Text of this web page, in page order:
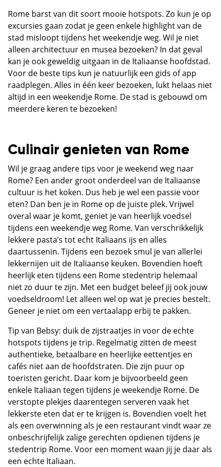
Rome barst van dit soort mooie hotspots. Zo kun je op
excursies gaan zodat je geen enkele highlight van de
stad misloopt tijdens het weekendje weg. Wil je niet
alleen architectuur en musea bezoeken? In dat geval
kan je ook geweldig uitgaan in de Italiaanse hoofdstad.
Voor de beste tips kun je natuurlijk een gids of app
raadplegen. Alles in één keer bezoeken, lukt helaas niet
altijd in een weekendje Rome. De stad is gebouwd om
meerdere keren te bezoeken!
Culinair genieten van Rome
Wil je graag andere tips voor je weekend weg naar
Rome? Een ander groot onderdeel van de Italiaanse
cultuur is het koken. Dus heb je wel een passie voor
eten? Dan ben je in Rome op de juiste plek. Vrijwel
overal waar je komt, geniet je van heerlijk voedsel
tijdens een weekendje weg Rome. Van verschrikkelijk
lekkere pasta’s tot echt Italiaans ijs en alles
daartussenin. Tijdens een bezoek smul je van allerlei
lekkernijen uit de Italiaanse keuken. Bovendien hoeft
heerlijk eten tijdens een Rome stedentrip helemaal
niet zo duur te zijn. Met een budget beleef jij ook jouw
voedseldroom! Let alleen wel op wat je precies bestelt.
Geneer je niet om een vertaalapp erbij te pakken.
Tip van Bebsy: duik de zijstraatjes in voor de echte
hotspots tijdens je trip. Regelmatig zitten de meest
authentieke, betaalbare en heerlijke eettentjes en
cafés niet aan de hoofdstraten. Die zijn puur op
toeristen gericht. Daar kom je bijvoorbeeld geen
enkele Italiaan tegen tijdens je weekendje Rome. De
verstopte plekjes daarentegen serveren vaak het
lekkerste eten dat er te krijgen is. Bovendien voelt het
als een overwinning als je een restaurant vindt waar ze
onbeschrijfelijk zalige gerechten opdienen tijdens je
stedentrip Rome. Voor een moment waan jij je daar als
een echte Italiaan.